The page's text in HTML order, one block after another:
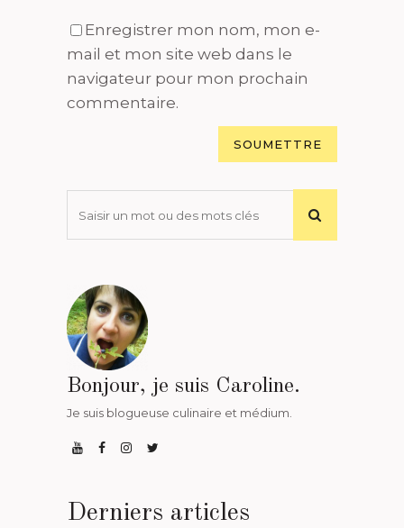
Enregistrer mon nom, mon e-
mail et mon site web dans le
navigateur pour mon prochain
commentaire.
Bonjour, je suis Caroline.
Je suis blogueuse culinaire et médium.
Derniers articles